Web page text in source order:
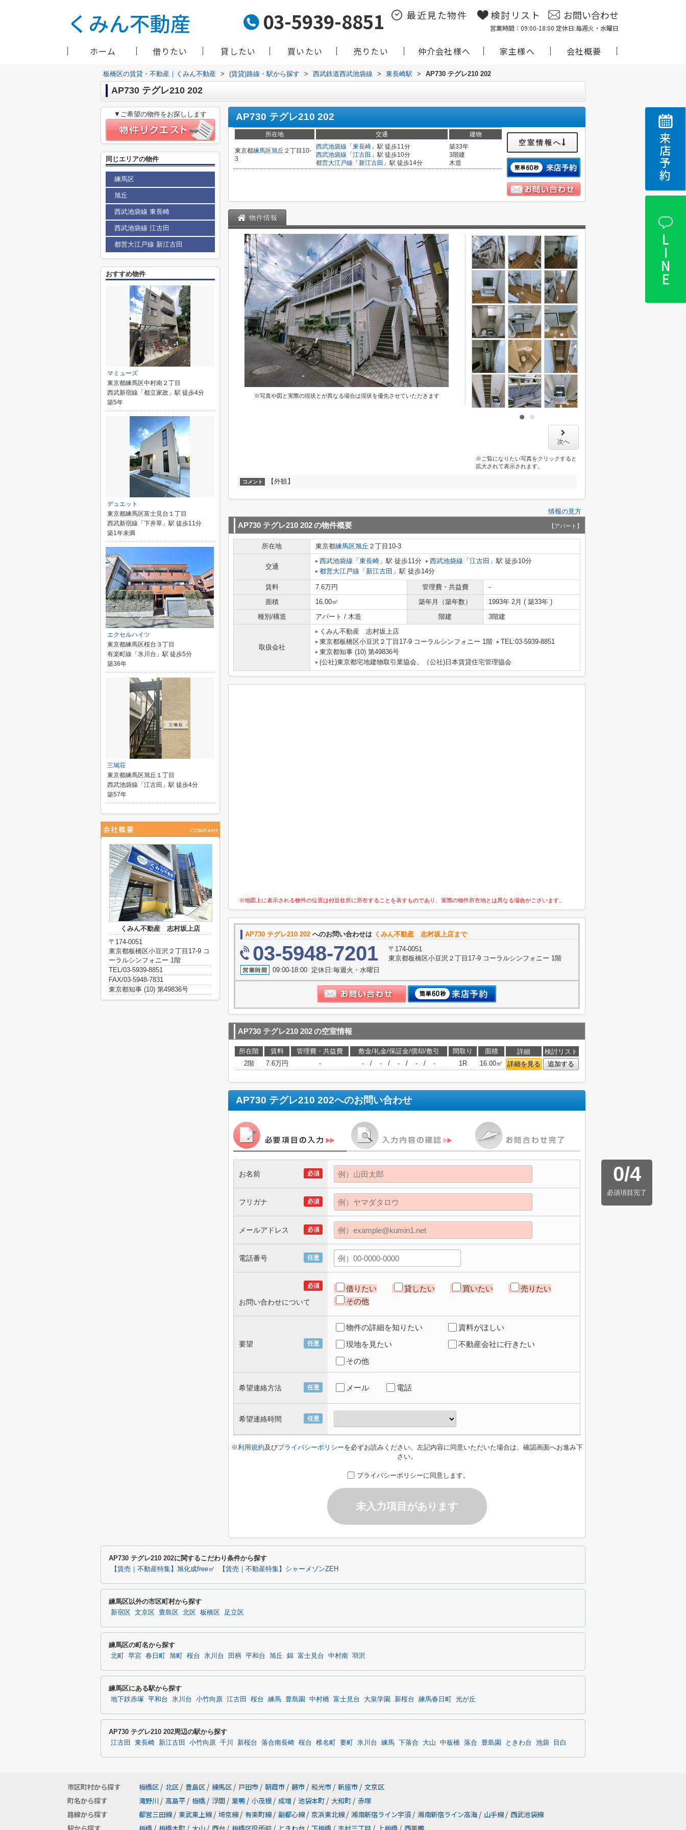
03-5939-8851 最近見た物件 検討リスト お問い合わせ
営業時間：09:00-18:00 定休日:毎週火・水曜日
ホーム 借りたい 貸したい 買いたい 売りたい 仲介会社様へ 家主様へ 会社概要
来店予約
LINE
板橋区の賃貸・不動産｜くみん不動産 > (賃貸)路線・駅から探す > 西武鉄道西武池袋線 > 東長崎駅 > AP730 テグレ210 202
AP730 テグレ210 202
AP730 テグレ210 202
所在地 交通 建物
東京都練馬区旭丘 ２丁目10-
3
西武池袋線 「 東長崎 」駅 徒歩11分
西武池袋線 「 江古田 」駅 徒歩10分
都営大江戸線 「 新江古田 」駅 徒歩14分
築33年
3階建
木造
空室情報へ
物件情報
※写真や図と実際の現状とが異なる場合は現状を優先させていただきます
次へ
※ご覧になりたい写真をクリックすると
拡大されて表示されます。
コメント 【外観】
情報の見方
AP730 テグレ210 202の物件概要 【アパート】
所在地 東京都練馬区旭丘 ２丁目10-3
交通
西武池袋線 「 東長崎 」駅 徒歩11分 西武池袋線 「 江古田 」駅 徒歩10分
都営大江戸線 「 新江古田 」駅 徒歩14分
賃料 7.6万円 管理費・共益費
-
面積
16.00㎡ 築年月（築年数）
1993年 2月 ( 築33年 )
種別/構造
アパート / 木造 階建 3階建
取扱会社
くみん不動産 志村坂上店
東京都板橋区小豆沢２丁目17-9 コーラルシンフォニー 1階
TEL:03-5939-8851
東京都知事 (10) 第49836号
(公社)東京都宅地建物取引業協会、（公社)日本賃貸住宅管理協会
※地図上に表示される物件の位置は付近住所に所在することを表すものであり、実際の物件所在地とは異なる場合がございます。
AP730 テグレ210 202 へのお問い合わせは くみん不動産 志村坂上店まで
03-5948-7201
〒174-0051
東京都板橋区小豆沢２丁目17-9 コーラルシンフォニー 1階
09:00-18:00 定休日:毎週火・水曜日
AP730 テグレ210 202の空室情報
所在階 賃料 管理費・共益費 敷金/礼金/保証金/償却/敷引 間取り 面積 詳細
検討リスト
2階
7.6万円 - - / - / - / - / - 1R 16.00㎡ 詳細を見る 追加する
AP730 テグレ210 202へのお問い合わせ
0/4
必須項目完了
必須
お名前
必須
フリガナ
必須
メールアドレス
任意
電話番号
必須
お問い合わせについて
借りたい 貸したい 買いたい
売りたい
その他
任意
要望
物件の詳細を知りたい
資料がほしい
現地を見たい
不動産会社に行きたい
その他
任意
希望連絡方法 メール 電話
任意
希望連絡時間
※利用規約及びプライバシーポリシーを必ずお読みください。左記内容に同意いただいた場合は、確認画面へお進み下
さい。
プライバシーポリシーに同意します。
未入力項目があります
▼ご希望の物件をお探しします
同じエリアの物件
練馬区
旭丘
西武池袋線 東長崎
西武池袋線 江古田
都営大江戸線 新江古田
おすすめ物件
マミューズ
東京都練馬区中村南２丁目
西武新宿線「都立家政」駅 徒歩4分
築5年
デュエット
東京都練馬区富士見台１丁目
西武新宿線「下井草」駅 徒歩11分
築1年未満
エクセルハイツ
東京都練馬区桜台３丁目
有楽町線「氷川台」駅 徒歩5分
築36年
三鳩荘
東京都練馬区旭丘１丁目
西武池袋線「江古田」駅 徒歩4分
築57年
くみん不動産 志村坂上店
〒174-0051
東京都板橋区小豆沢２丁目17-9 コ
ーラルシンフォニー 1階
TEL/03-5939-8851
FAX/03-5948-7831
東京都知事 (10) 第49836号
AP730 テグレ210 202に関するこだわり条件から探す
【賃売｜不動産特集】旭化成free㎡ 【賃売｜不動産特集】シャーメゾンZEH
練馬区以外の市区町村から探す
新宿区 文京区 豊島区 北区 板橋区 足立区
練馬区の町名から探す
北町 早宮 春日町 旭町 桜台 氷川台 田柄 平和台 旭丘 錦 富士見台 中村南 羽沢
練馬区にある駅から探す
地下鉄赤塚 平和台 氷川台 小竹向原 江古田 桜台 練馬 豊島園 中村橋 富士見台 大泉学園 新桜台 練馬春日町 光が丘
AP730 テグレ210 202周辺の駅から探す
江古田 東長崎 新江古田 小竹向原 千川 新桜台 落合南長崎 桜台 椎名町 要町 氷川台 練馬 下落合 大山 中板橋 落合 豊島園 ときわ台 池袋 目白
市区町村から探す 板橋区 / 北区 / 豊島区 / 練馬区 / 戸田市 / 朝霞市 / 蕨市 / 和光市 / 新座市 / 文京区
町名から探す
滝野川 / 高島平 / 板橋 / 浮間 / 巣鴨 / 小茂根 / 成増 / 池袋本町 / 大和町 / 赤塚
路線から探す
都営三田線 / 東武東上線 / 埼京線 / 有楽町線 / 副都心線 / 京浜東北線 / 湘南新宿ライン宇須 / 湘南新宿ライン高海 / 山手線 / 西武池袋線